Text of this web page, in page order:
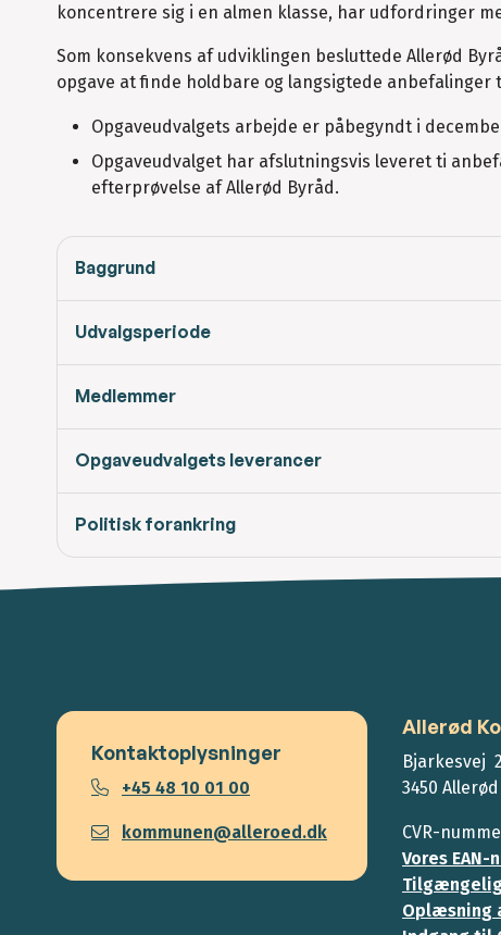
koncentrere sig i en almen klasse, har udfordringer
Som konsekvens af udviklingen besluttede Allerød
opgave at finde holdbare og langsigtede anbefalinger
Opgaveudvalgets arbejde er påbegyndt i
Opgaveudvalget har afslutningsvis leveret ti
efterprøvelse af Allerød Byråd.
Baggrund
Udvalgsperiode
Medlemmer
Opgaveudvalgets leverancer
Politisk forankring
Kontaktoplysninger
+45 48 10 01 00
kommunen@alleroed.dk
Allerød
Bjarkesvej 2
3450 Allerød
CVR-
Vores EAN-
Oplæsning